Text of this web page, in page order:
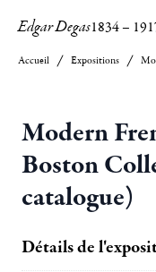
Edgar Degas1834–
Accueil Expositions
Modern
Boston
catalogue)
Détails de